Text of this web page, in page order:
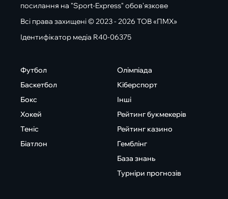
посилання на "Sport-Express" обов'язкове
Всі права захищені © 2023 - 2026 ТОВ «ПМХ»
Ідентифікатор медіа R40-06375
Футбол
Баскетбол
Бокс
Хокей
Теніс
Біатлон
Олімпіада
Кіберспорт
Інші
Рейтинг букмекерів
Рейтинг казино
Гемблінг
База знань
Турніри прогнозів